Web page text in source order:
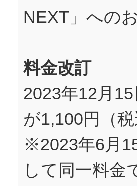
NEXT」への
料金改訂
2023年12月
が1,100円（
※2023年6月
して同一料金